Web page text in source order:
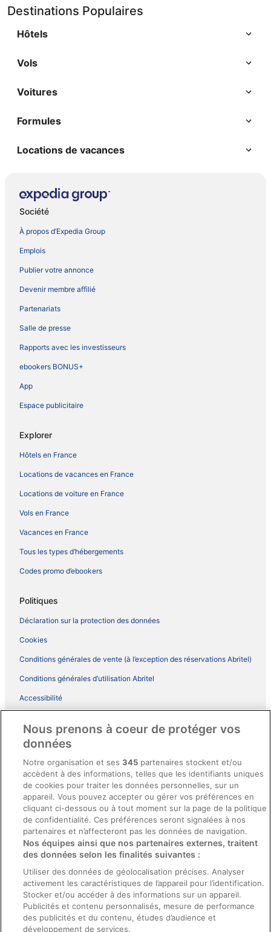
Destinations Populaires
Hôtels
Vols
Voitures
Formules
Locations de vacances
Société
À propos d’Expedia Group
Emplois
Publier votre annonce
Devenir membre affilié
Partenariats
Salle de presse
Rapports avec les investisseurs
ebookers BONUS+
App
Espace publicitaire
Explorer
Hôtels en France
Locations de vacances en France
Locations de voiture en France
Vols en France
Vacances en France
Tous les types d’hébergements
Codes promo d’ebookers
Politiques
Déclaration sur la protection des données
Cookies
Conditions générales de vente (à l’exception des réservations Abritel)
Conditions générales d’utilisation Abritel
Accessibilité
Conditions générales du programme BONUS+ d’ebookers
Directives de contenu et signalement de contenus
Aide
Soutien
Annuler votre réservation d’hôtel ou de propriété de vacances
Échéances de remboursement
Utiliser un coupon ebookers
Nous prenons à coeur de protéger vos
données
Notre organisation et ses345 partenaires stockent et/ou
accèdent à des informations, telles que les identifiants uniques
de cookies pour traiter les données personnelles, sur un
appareil. Vous pouvez accepter ou gérer vos préférences en
cliquant ci-dessous ou à tout moment sur la page de la politique
de confidentialité. Ces préférences seront signalées à nos
partenaires et n’affecteront pas les données de navigation.
Nos équipes ainsi que nos partenaires externes, traitent
des données selon les finalités suivantes :
Utiliser des données de géolocalisation précises. Analyser
activement les caractéristiques de l’appareil pour l’identification.
Stocker et/ou accéder à des informations sur un appareil.
Publicités et contenu personnalisés, mesure de performance
des publicités et du contenu, études d’audience et
développement de services.